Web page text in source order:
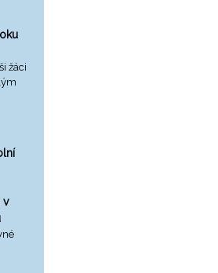
žáci
v